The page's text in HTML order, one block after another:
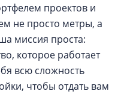
проектов и
не просто метры, а
миссия проста:
которое работает
всю сложность
чтобы отдать вам